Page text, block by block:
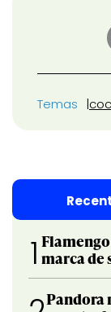
Temas
1 marca
Pandora